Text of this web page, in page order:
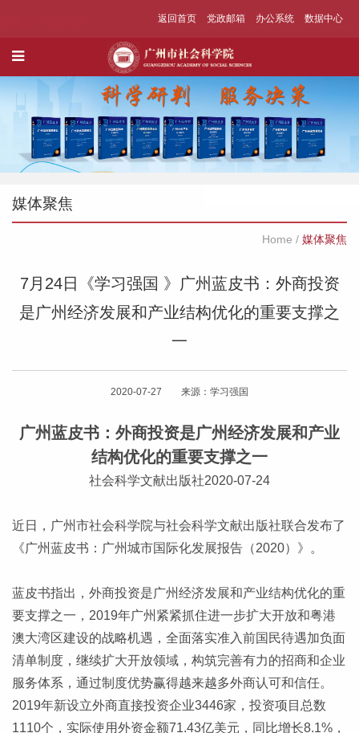
返回首页 党政邮箱 办公系统 数据中心
媒体聚焦
Home / 媒体聚焦
7月24日《学习强国 》​广州蓝皮书：外商投资
是广州经济发展和产业结构优化的重要支撑之
一
2020-07-27 来源：学习强国
广州蓝皮书：外商投资是广州经济发展和产业
结构优化的重要支撑之一
社会科学文献出版社2020-07-24
近日，广州市社会科学院与社会科学文献出版社联合发布了
《广州蓝皮书：广州城市国际化发展报告（2020）》。
蓝皮书指出，外商投资是广州经济发展和产业结构优化的重
要支撑之一，2019年广州紧紧抓住进一步扩大开放和粤港
澳大湾区建设的战略机遇，全面落实准入前国民待遇加负面
清单制度，继续扩大开放领域，构筑完善有力的招商和企业
服务体系，通过制度优势赢得越来越多外商认可和信任。
2019年新设立外商直接投资企业3446家，投资项目总数
1110个，实际使用外资金额71.43亿美元，同比增长8.1%，